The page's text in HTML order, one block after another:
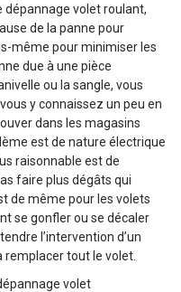
dépannage volet roulant,
de la panne pour
même pour minimiser les
due à une pièce
ou la sangle, vous
y connaissez un peu en
dans les magasins
est de nature électrique
raisonnable est de
faire plus dégâts qui
de même pour les volets
se gonfler ou se décaler
l’intervention d’un
remplacer tout le volet.
volet